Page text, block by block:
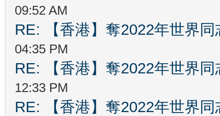
09:52 AM
RE: 【香港】奪2022年世界
04:35 PM
RE: 【香港】奪2022年世界
12:33 PM
RE: 【香港】奪2022年世界